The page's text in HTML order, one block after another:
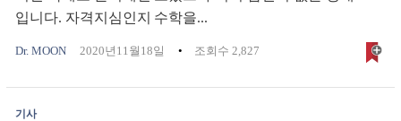
입니다. 자격지심인지 수학을...
Dr. MOON 2020년11월18일 조회수 2,827
기사